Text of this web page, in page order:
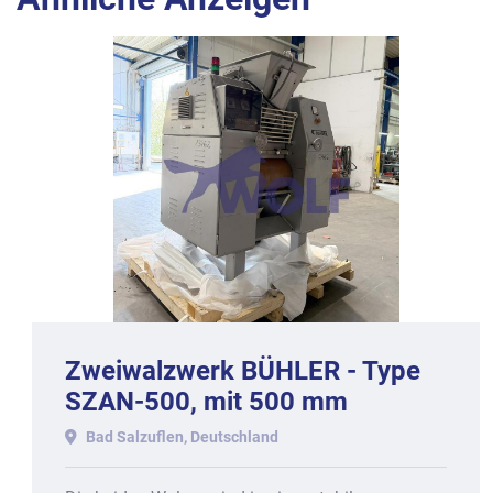
Zweiwalzwerk BÜHLER - Type
SZAN-500, mit 500 mm
Arbeitsbreite.
Bad Salzuflen, Deutschland